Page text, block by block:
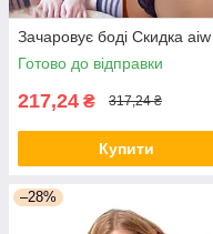
Зачаровує боді Скидка aiw
Готово до відправки
217,24 ₴ 317,24 ₴
Купити
–28%